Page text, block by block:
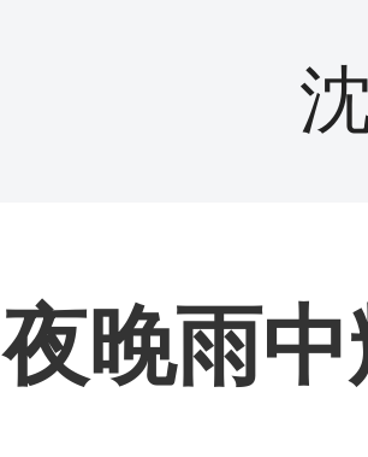
夜晚雨